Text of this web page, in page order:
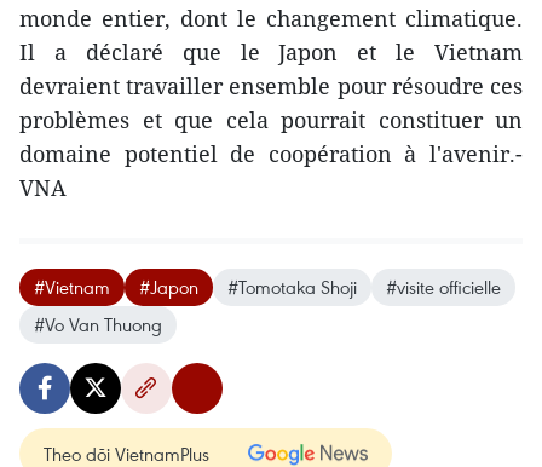
monde entier, dont le changement climatique.
Il a déclaré que le Japon et le Vietnam
devraient travailler ensemble pour résoudre ces
problèmes et que cela pourrait constituer un
domaine potentiel de coopération à l'avenir.-
VNA
#Vietnam #Japon #Tomotaka Shoji
#visite officielle
#Vo Van Thuong
Theo dõi VietnamPlus